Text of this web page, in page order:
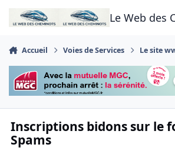
Aller au contenu
Le Web des
Accueil Voies de Services Le site
Inscriptions bidons sur le
Spams